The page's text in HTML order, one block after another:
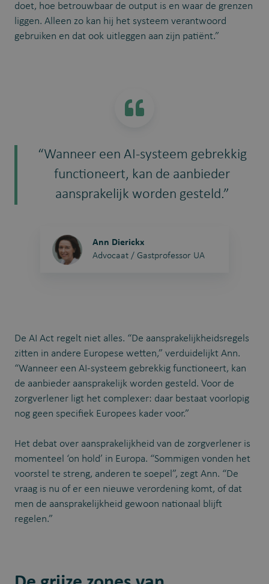
doet, hoe betrouwbaar de output is en waar de grenzen
liggen. Alleen zo kan hij het systeem verantwoord
gebruiken en dat ook uitleggen aan zijn patiënt.”
“Wanneer een AI-systeem gebrekkig
functioneert, kan de aanbieder
aansprakelijk worden gesteld.”
Ann Dierickx
Advocaat / Gastprofessor UA
De AI Act regelt niet alles. “De aansprakelijkheidsregels
zitten in andere Europese wetten,” verduidelijkt Ann.
“Wanneer een AI-systeem gebrekkig functioneert, kan
de aanbieder aansprakelijk worden gesteld. Voor de
zorgverlener ligt het complexer: daar bestaat voorlopig
nog geen specifiek Europees kader voor.”
Het debat over aansprakelijkheid van de zorgverlener is
momenteel ‘on hold’ in Europa. “Sommigen vonden het
voorstel te streng, anderen te soepel”, zegt Ann. “De
vraag is nu of er een nieuwe verordening komt, of dat
men de aansprakelijkheid gewoon nationaal blijft
regelen.”